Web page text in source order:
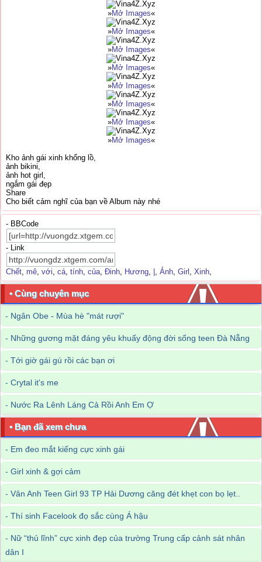
»Mở Images«
»Mở Images«
»Mở Images«
»Mở Images«
»Mở Images«
»Mở Images«
»Mở Images«
»Mở Images«
Kho ảnh gái xinh khổng lồ,
ảnh bikini,
ảnh hot girl,
ngắm gái đẹp
Share
Cho biết cảm nghĩ của bạn về Album này nhé
- BBCode
- Link
Chết, mê, với, cá, tính, của, Đinh, Hương, , Ảnh, Girl , Xinh,
• Cùng chuyên mục
- Ngân Obe - Mùa hè "mát rượi"
- Những gương mặt đáng yêu khuấy động đời sống teen Đà Nẵng
- Tới giờ gái gú rồi các bạn ơi
- Crytal it's me
- Nước Ra Lênh Láng Cả Rồi Anh Em Ợ
• Bạn đã xem chưa
- Em đeo mắt kiếng cực xinh gái
- Girl xinh & gợi cảm
- Vân Anh Teen Girl 93 TP Hải Dương căng đét khẹt con bọ lẹt..
- Thí sinh Facelook đọ sắc cùng Á hậu
- Nữ “thủ lĩnh” cực xinh đẹp của trường Trung cấp cảnh sát nhân
dân I